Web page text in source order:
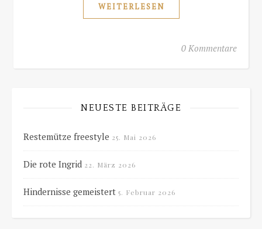
WEITERLESEN
0 Kommentare
NEUESTE BEITRÄGE
Restemütze freestyle 25. Mai 2026
Die rote Ingrid 22. März 2026
Hindernisse gemeistert 5. Februar 2026